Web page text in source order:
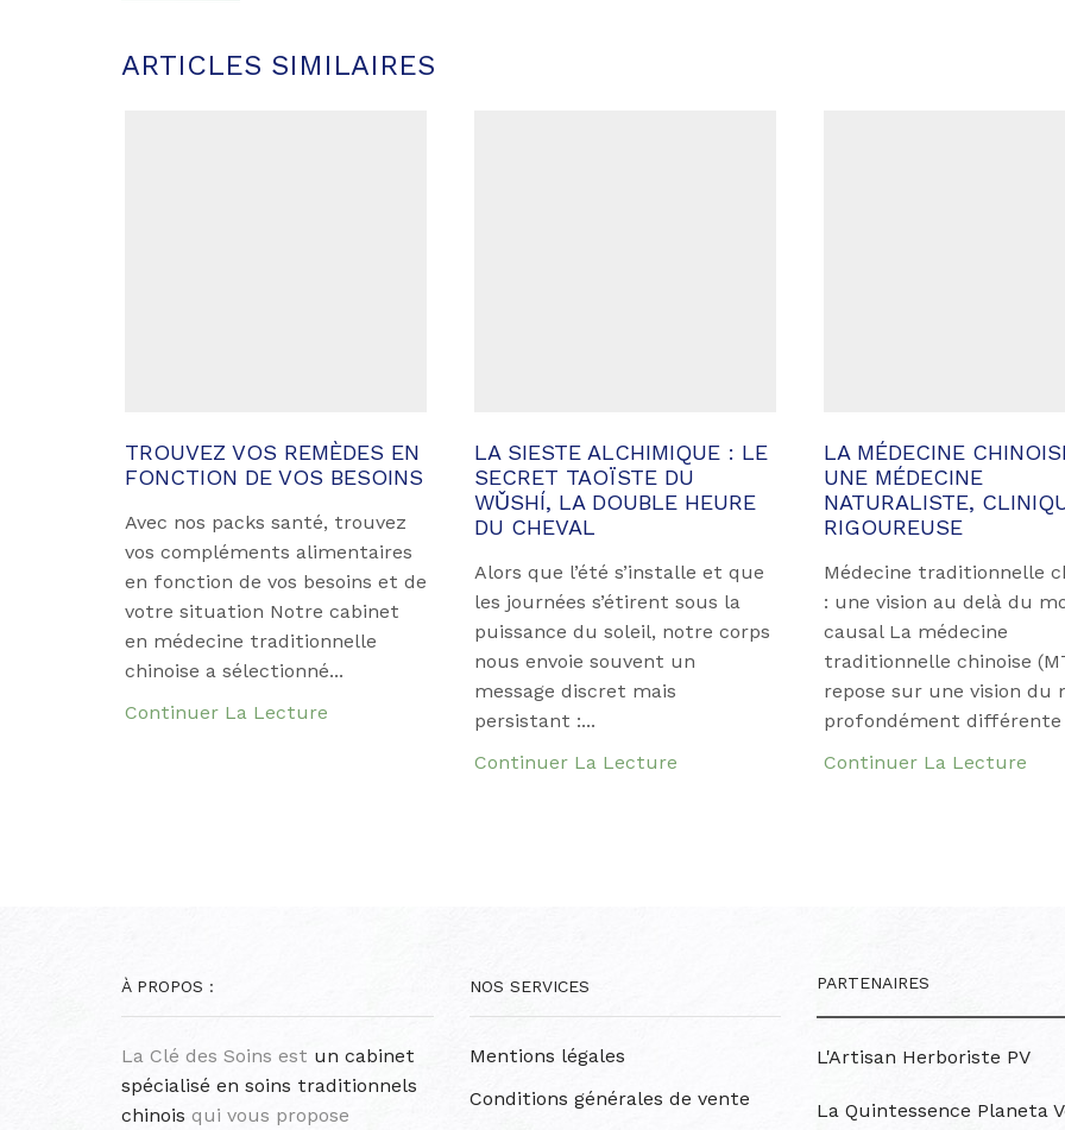
ARTICLES SIMILAIRES
TROUVEZ VOS REMÈDES EN
FONCTION DE VOS BESOINS
Avec nos packs santé, trouvez
vos compléments alimentaires
en fonction de vos besoins et de
votre situation Notre cabinet
en médecine traditionnelle
chinoise a sélectionné...
Continuer La Lecture
LA SIESTE ALCHIMIQUE : LE
SECRET TAOÏSTE DU
WǓSHÍ, LA DOUBLE HEURE
DU CHEVAL
Alors que l’été s’installe et que
les journées s’étirent sous la
puissance du soleil, notre corps
nous envoie souvent un
message discret mais
persistant :...
Continuer La Lecture
LA MÉDECINE
UNE MÉDECINE
NATURALISTE,
RIGOUREUSE
Médecine traditionnelle
: une vision au delà du
causal La médecine
traditionnelle chinoise
repose sur une vision du
profondément différente
Continuer La Lecture
À PROPOS :
La Clé des Soins est un cabinet
spécialisé en soins traditionnels
chinois qui vous propose
NOS SERVICES
Mentions légales
Conditions générales de vente
PARTENAIRES
L'Artisan Herboriste PV
La Quintessence Planeta